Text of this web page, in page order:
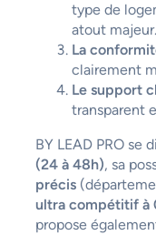
type de
atout majeur.
La
clairement
Le support
transparent
BY LEAD PRO se
(24 à 48h), sa
précis
ultra compétitif à
propose